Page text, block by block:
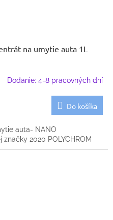
na umytie auta 1L
Dodanie: 4-8 pracovných dní
Do košíka
auta- NANO
2020 POLYCHROM